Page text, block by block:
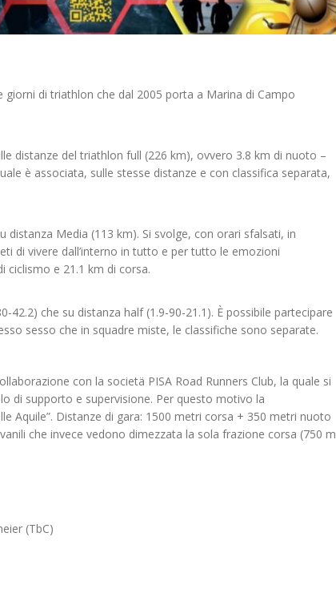
di triathlon che dal 2005 porta a Marina di Campo
distanze del triathlon full (226 km), ovvero 3.8 km di nuoto –
è associata, sulle stesse distanze e con classifica separata,
distanza Media (113 km). Si svolge, con orari sfalsati, in
di vivere dall’interno in tutto e per tutto le emozioni
ciclismo e 21.1 km di corsa.
che su distanza half (1.9-90-21.1). È possibile partecipare
sesso che in squadre miste, le classifiche sono separate.
con la societä PISA Road Runners Club, la quale si
di supporto e supervisione. Per questo motivo la
Aquile”. Distanze di gara: 1500 metri corsa + 350 metri nuoto
che invece vedono dimezzata la sola frazione corsa (750 m
(TbC)